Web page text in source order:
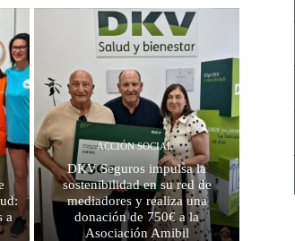
a
ACCIÓN SOCIAL
DKV Seguros impulsa la
sostenibilidad en su red de
mediadores y realiza una
donación de 750€ a la
Asociación Amibil